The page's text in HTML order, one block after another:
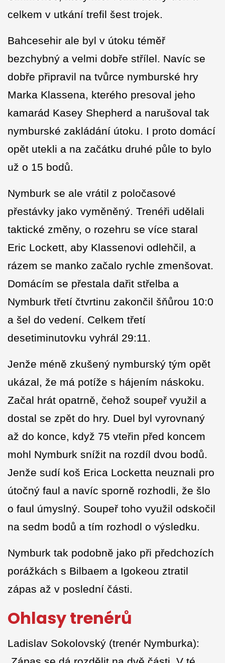
celkem v utkání trefil šest trojek.
Bahcesehir ale byl v útoku téměř
bezchybný a velmi dobře střílel. Navíc se
dobře připravil na tvůrce nymburské hry
Marka Klassena, kterého presoval jeho
kamarád Kasey Shepherd a narušoval tak
nymburské zakládání útoku. I proto domácí
opět utekli a na začátku druhé půle to bylo
už o 15 bodů.
Nymburk se ale vrátil z poločasové
přestávky jako vyměněný. Trenéři udělali
taktické změny, o rozehru se více staral
Eric Lockett, aby Klassenovi odlehčil, a
rázem se manko začalo rychle zmenšovat.
Domácím se přestala dařit střelba a
Nymburk třetí čtvrtinu zakončil šňůrou 10:0
a šel do vedení. Celkem třetí
desetiminutovku vyhrál 29:11.
Jenže méně zkušený nymburský tým opět
ukázal, že má potíže s hájením náskoku.
Začal hrát opatrně, čehož soupeř využil a
dostal se zpět do hry. Duel byl vyrovnaný
až do konce, když 75 vteřin před koncem
mohl Nymburk snížit na rozdíl dvou bodů.
Jenže sudí koš Erica Locketta neuznali pro
útočný faul a navíc sporně rozhodli, že šlo
o faul úmyslný. Soupeř toho využil odskočil
na sedm bodů a tím rozhodl o výsledku.
Nymburk tak podobně jako při předchozích
porážkách s Bilbaem a Igokeou ztratil
zápas až v poslední části.
Ohlasy trenérů
Ladislav Sokolovský (trenér Nymburka):